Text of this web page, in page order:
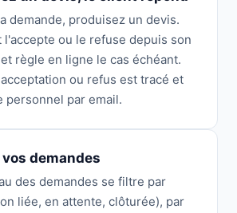
demande, produisez un devis.
l'accepte ou le refuse depuis son
règle en ligne le cas échéant.
ou refus est tracé et
personnel par email.
demandes
des demandes se filtre par
liée, en attente, clôturée), par